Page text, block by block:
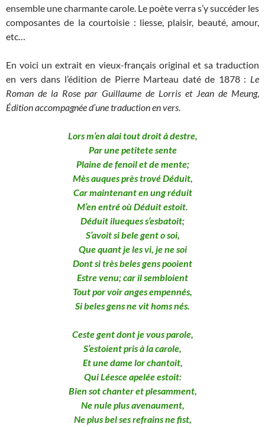
ensemble une charmante carole. Le poète verra s’y succéder les
composantes de la courtoisie : liesse, plaisir, beauté, amour,
etc…
En voici un extrait en vieux-français original et sa traduction
en vers dans l’édition de Pierre Marteau daté de 1878 : Le
Roman de la Rose par Guillaume de Lorris et Jean de Meung,
Édition accompagnée d’une traduction en vers.
Lors m’en alai tout droit à destre,
Par une petitete sente
Plaine de fenoil et de mente;
Mès auques près trové Déduit,
Car maintenant en ung réduit
M’en entré où Déduit estoit.
Déduit ilueques s’esbatoit;
S’avoit si bele gent o soi,
Que quant je les vi, je ne soi
Dont si très beles gens pooient
Estre venu; car il sembloient
Tout por voir anges empennés,
Si beles gens ne vit homs nés.
Ceste gent dont je vous parole,
S’estoient pris à la carole,
Et une dame lor chantoit,
Qui Léesce apelée estoit:
Bien sot chanter et plesamment,
Ne nule plus avenaument,
Ne plus bel ses refrains ne fist,